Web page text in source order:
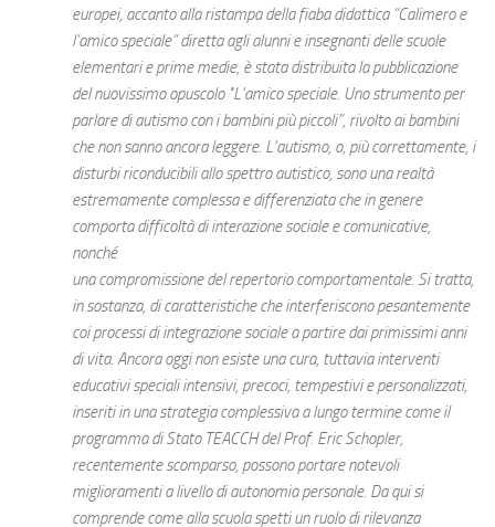
europei, accanto alla ristampa della fiaba didattica “Calimero e
l’amico speciale” diretta agli alunni e insegnanti delle scuole
elementari e prime medie, è stata distribuita la pubblicazione
del nuovissimo opuscolo "L'amico speciale. Uno strumento per
parlare di autismo con i bambini più piccoli”, rivolto ai bambini
che non sanno ancora leggere. L'autismo, o, più correttamente, i
disturbi riconducibili allo spettro autistico, sono una realtà
estremamente complessa e differenziata che in genere
comporta difficoltà di interazione sociale e comunicative,
nonché
una compromissione del repertorio comportamentale. Si tratta,
in sostanza, di caratteristiche che interferiscono pesantemente
coi processi di integrazione sociale a partire dai primissimi anni
di vita. Ancora oggi non esiste una cura, tuttavia interventi
educativi speciali intensivi, precoci, tempestivi e personalizzati,
inseriti in una strategia complessiva a lungo termine come il
programma di Stato TEACCH del Prof. Eric Schopler,
recentemente scomparso, possono portare notevoli
miglioramenti a livello di autonomia personale. Da qui si
comprende come alla scuola spetti un ruolo di rilevanza